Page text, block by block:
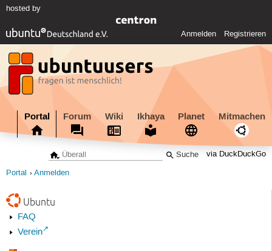
hosted by
Anmelden Registrieren
Portal Forum Wiki Ikhaya Planet Mitmachen
via DuckDuckGo
Portal Anmelden
Ubuntu
FAQ
Verein